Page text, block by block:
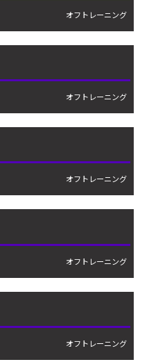
オフトレーニング
オフトレーニング
オフトレーニング
オフトレーニング
オフトレーニング